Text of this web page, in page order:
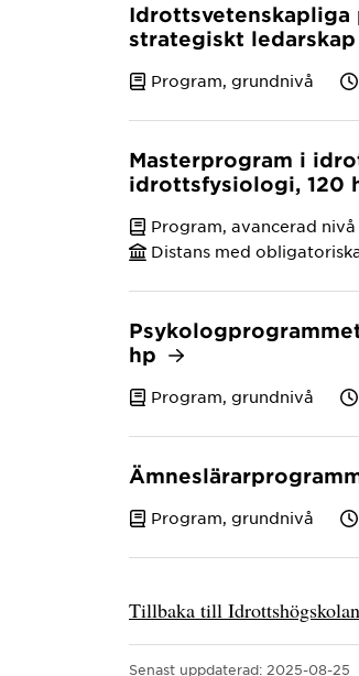
strategiskt
Program, grundnivå
Masterprogram i
idrottsfysiologi, 120
Program, avancerad nivå
Distans med
hp
Program, grundnivå
Program, grundnivå
Tillbaka till Idrottshögskolan
Senast uppdaterad: 2025-08-25